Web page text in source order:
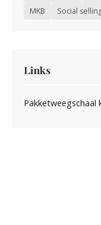
MKB
Social
Links
Pakketweegschaal